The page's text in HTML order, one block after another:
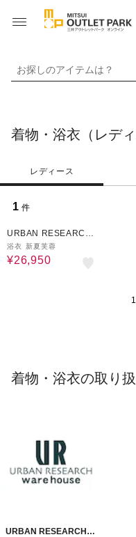
お探しのアイテムは？
着物・浴衣（レデ
レディース
1 件
URBAN RESEARCH
ware house
浴衣 新夏芙蓉
¥26,950
1
着物・浴衣の取り
URBAN RESEARCH